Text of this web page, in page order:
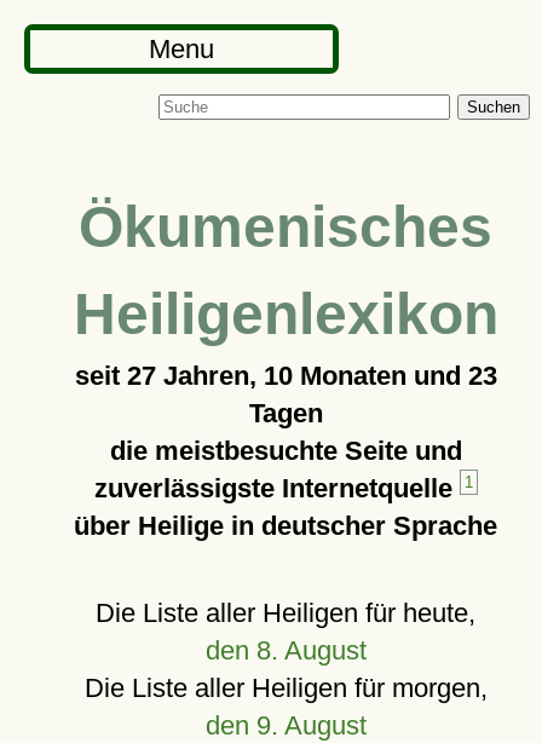
Menu
Suchen
Ökumenisches
Heiligenlexikon
seit 27 Jahren, 10 Monaten und 23
Tagen
die meistbesuchte Seite und
zuverlässigste Internetquelle
1
über Heilige in deutscher Sprache
Die Liste aller Heiligen für heute,
den 8. August
Die Liste aller Heiligen für morgen,
den 9. August